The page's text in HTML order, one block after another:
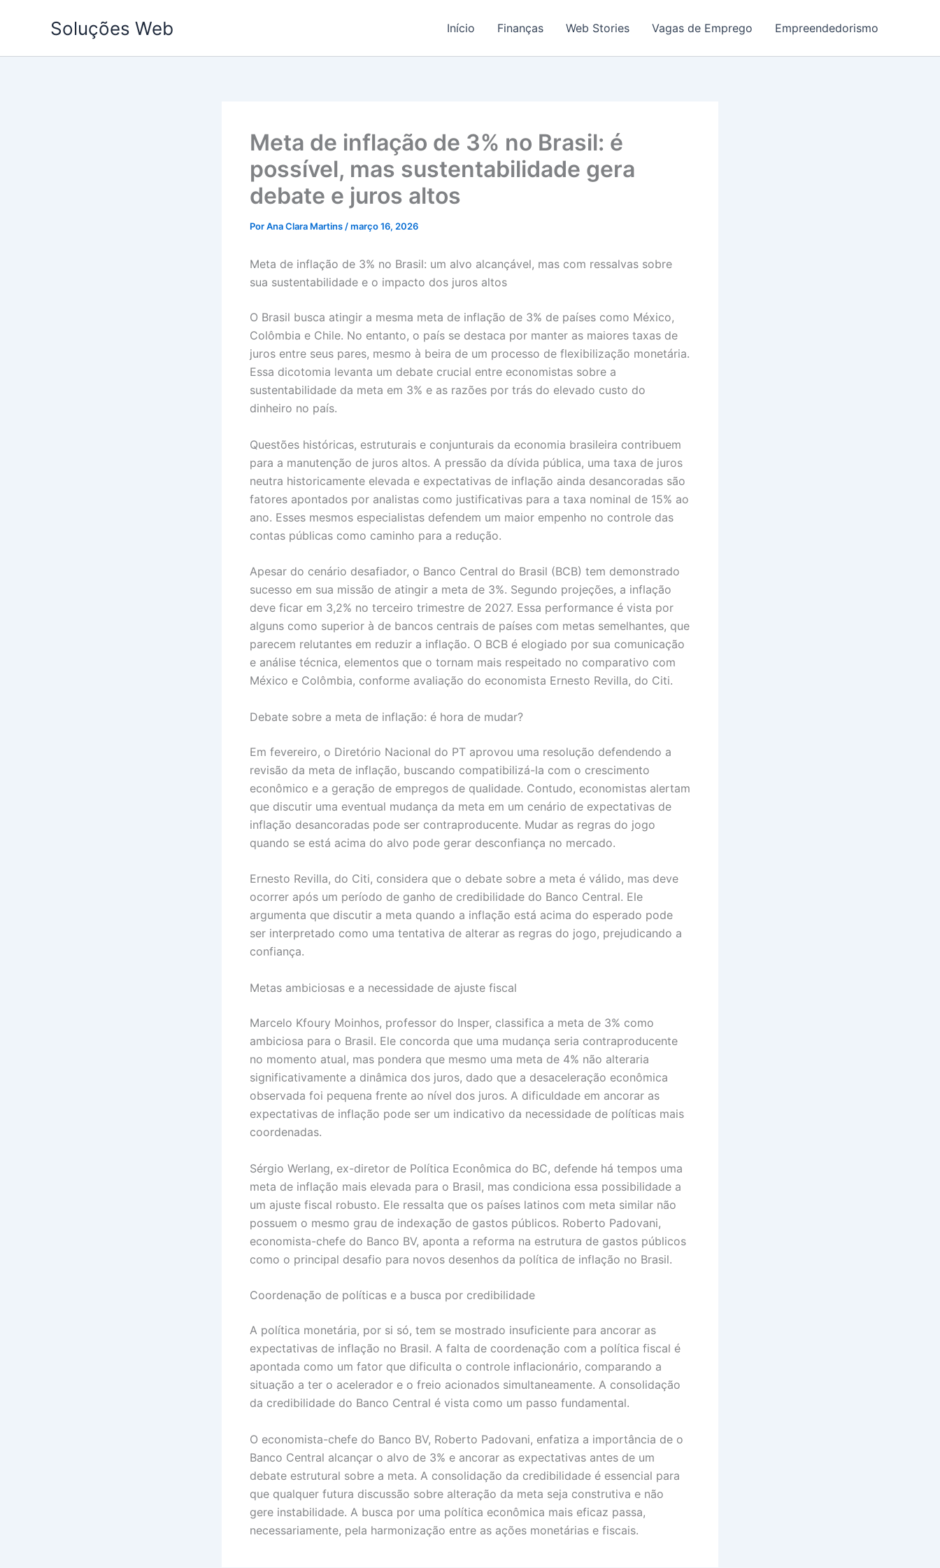
Soluções Web Início Finanças Web Stories Vagas de Emprego Empreendedorismo
Meta de inflação de 3% no Brasil: é
possível, mas sustentabilidade gera
debate e juros altos
PorAna Clara Martins /março 16, 2026
Meta de inflação de 3% no Brasil: um alvo alcançável, mas com ressalvas sobre
sua sustentabilidade e o impacto dos juros altos
O Brasil busca atingir a mesma meta de inflação de 3% de países como México,
Colômbia e Chile. No entanto, o país se destaca por manter as maiores taxas de
juros entre seus pares, mesmo à beira de um processo de flexibilização monetária.
Essa dicotomia levanta um debate crucial entre economistas sobre a
sustentabilidade da meta em 3% e as razões por trás do elevado custo do
dinheiro no país.
Questões históricas, estruturais e conjunturais da economia brasileira contribuem
para a manutenção de juros altos. A pressão da dívida pública, uma taxa de juros
neutra historicamente elevada e expectativas de inflação ainda desancoradas são
fatores apontados por analistas como justificativas para a taxa nominal de 15% ao
ano. Esses mesmos especialistas defendem um maior empenho no controle das
contas públicas como caminho para a redução.
Apesar do cenário desafiador, o Banco Central do Brasil (BCB) tem demonstrado
sucesso em sua missão de atingir a meta de 3%. Segundo projeções, a inflação
deve ficar em 3,2% no terceiro trimestre de 2027. Essa performance é vista por
alguns como superior à de bancos centrais de países com metas semelhantes, que
parecem relutantes em reduzir a inflação. O BCB é elogiado por sua comunicação
e análise técnica, elementos que o tornam mais respeitado no comparativo com
México e Colômbia, conforme avaliação do economista Ernesto Revilla, do Citi.
Debate sobre a meta de inflação: é hora de mudar?
Em fevereiro, o Diretório Nacional do PT aprovou uma resolução defendendo a
revisão da meta de inflação, buscando compatibilizá-la com o crescimento
econômico e a geração de empregos de qualidade. Contudo, economistas alertam
que discutir uma eventual mudança da meta em um cenário de expectativas de
inflação desancoradas pode ser contraproducente. Mudar as regras do jogo
quando se está acima do alvo pode gerar desconfiança no mercado.
Ernesto Revilla, do Citi, considera que o debate sobre a meta é válido, mas deve
ocorrer após um período de ganho de credibilidade do Banco Central. Ele
argumenta que discutir a meta quando a inflação está acima do esperado pode
ser interpretado como uma tentativa de alterar as regras do jogo, prejudicando a
confiança.
Metas ambiciosas e a necessidade de ajuste fiscal
Marcelo Kfoury Moinhos, professor do Insper, classifica a meta de 3% como
ambiciosa para o Brasil. Ele concorda que uma mudança seria contraproducente
no momento atual, mas pondera que mesmo uma meta de 4% não alteraria
significativamente a dinâmica dos juros, dado que a desaceleração econômica
observada foi pequena frente ao nível dos juros. A dificuldade em ancorar as
expectativas de inflação pode ser um indicativo da necessidade de políticas mais
coordenadas.
Sérgio Werlang, ex-diretor de Política Econômica do BC, defende há tempos uma
meta de inflação mais elevada para o Brasil, mas condiciona essa possibilidade a
um ajuste fiscal robusto. Ele ressalta que os países latinos com meta similar não
possuem o mesmo grau de indexação de gastos públicos. Roberto Padovani,
economista-chefe do Banco BV, aponta a reforma na estrutura de gastos públicos
como o principal desafio para novos desenhos da política de inflação no Brasil.
Coordenação de políticas e a busca por credibilidade
A política monetária, por si só, tem se mostrado insuficiente para ancorar as
expectativas de inflação no Brasil. A falta de coordenação com a política fiscal é
apontada como um fator que dificulta o controle inflacionário, comparando a
situação a ter o acelerador e o freio acionados simultaneamente. A consolidação
da credibilidade do Banco Central é vista como um passo fundamental.
O economista-chefe do Banco BV, Roberto Padovani, enfatiza a importância de o
Banco Central alcançar o alvo de 3% e ancorar as expectativas antes de um
debate estrutural sobre a meta. A consolidação da credibilidade é essencial para
que qualquer futura discussão sobre alteração da meta seja construtiva e não
gere instabilidade. A busca por uma política econômica mais eficaz passa,
necessariamente, pela harmonização entre as ações monetárias e fiscais.